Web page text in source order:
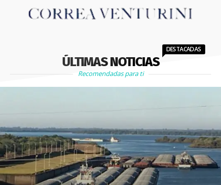
ÚLTIMAS NOTICIAS
DESTACADAS
Recomendadas para ti